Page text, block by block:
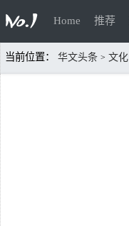
Home 推荐
当前位置： 华文头条 > 文化